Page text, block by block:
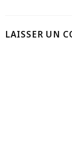
LAISSER UN